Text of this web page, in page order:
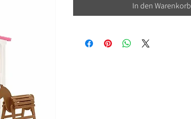
In den Warenkorb